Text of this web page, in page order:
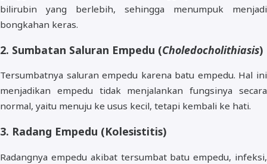
bilirubin yang berlebih, sehingga menumpuk menjadi
bongkahan keras.
2. Sumbatan Saluran Empedu (Choledocholithiasis)
Tersumbatnya saluran empedu karena batu empedu. Hal ini
menjadikan empedu tidak menjalankan fungsinya secara
normal, yaitu menuju ke usus kecil, tetapi kembali ke hati.
3. Radang Empedu (Kolesistitis)
Radangnya empedu akibat tersumbat batu empedu, infeksi,